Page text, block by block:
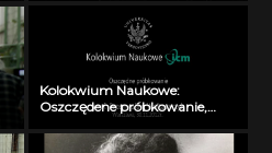
Kolokwium Naukowe:
Oszczędene próbkowanie,
prof. Przemysław Wojtaszczyk
(30 listopada 2012)